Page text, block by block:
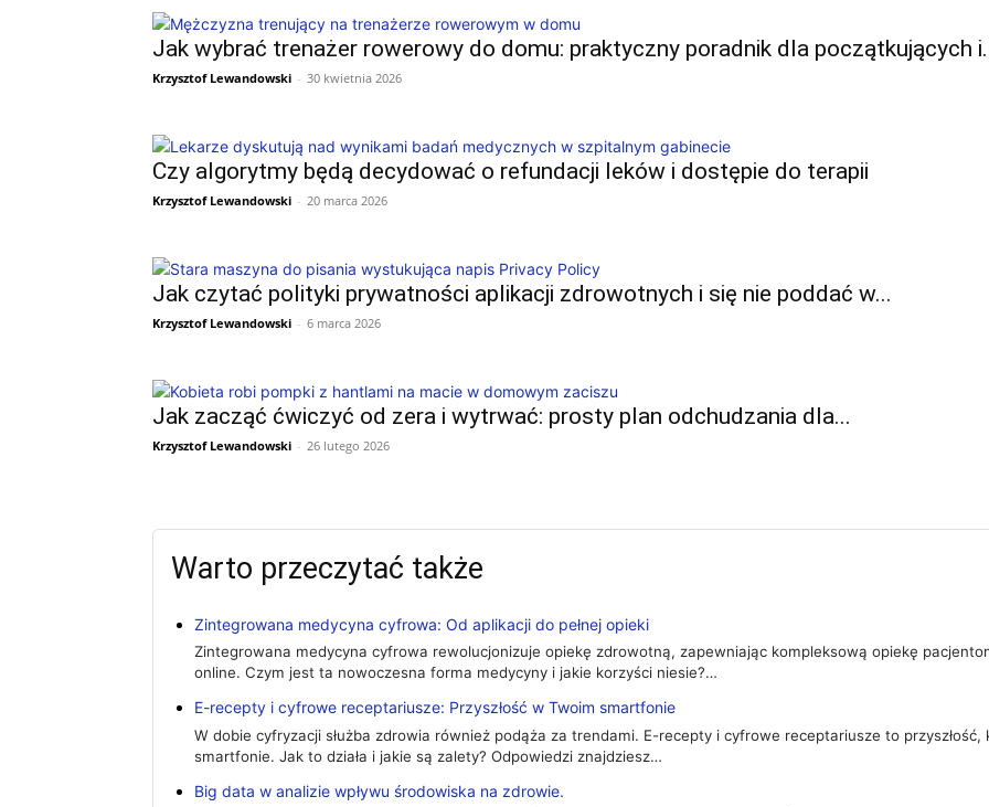
Jak wybrać trenażer rowerowy do domu: praktyczny poradnik dla początkujących
Krzysztof Lewandowski - 30 kwietnia 2026
Czy algorytmy będą decydować o refundacji leków i dostępie do terapii
Krzysztof Lewandowski - 20 marca 2026
Jak czytać polityki prywatności aplikacji zdrowotnych i się nie poddać w...
Krzysztof Lewandowski - 6 marca 2026
Jak zacząć ćwiczyć od zera i wytrwać: prosty plan odchudzania dla...
Krzysztof Lewandowski - 26 lutego 2026
Warto przeczytać także
Zintegrowana medycyna cyfrowa: Od aplikacji do pełnej opieki
Zintegrowana medycyna cyfrowa rewolucjonizuje opiekę zdrowotną, zapewniając kompleksową opiekę
online. Czym jest ta nowoczesna forma medycyny i jakie korzyści niesie?…
E-recepty i cyfrowe receptariusze: Przyszłość w Twoim smartfonie
W dobie cyfryzacji służba zdrowia również podąża za trendami. E-recepty i cyfrowe receptariusze to
smartfonie. Jak to działa i jakie są zalety? Odpowiedzi znajdziesz…
Big data w analizie wpływu środowiska na zdrowie.